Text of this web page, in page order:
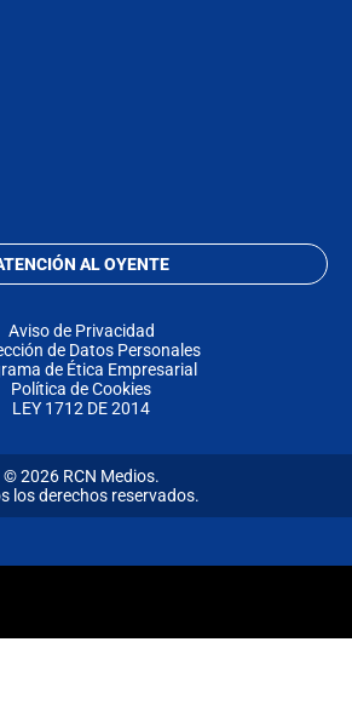
AL OYENTE
Aviso de Privacidad
de Datos Personales
de Ética Empresarial
Política de Cookies
LEY 1712 DE 2014
© 2026 RCN Medios.
los derechos reservados.